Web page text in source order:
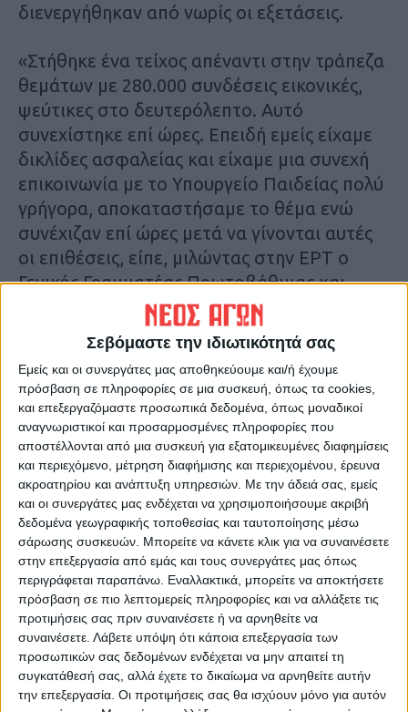
Σεβόμαστε την ιδιωτικότητά σας
Εμείς και οι συνεργάτες μας αποθηκεύουμε και/ή έχουμε
πρόσβαση σε πληροφορίες σε μια συσκευή, όπως τα cookies,
και επεξεργαζόμαστε προσωπικά δεδομένα, όπως μοναδικοί
αναγνωριστικοί και προσαρμοσμένες πληροφορίες που
αποστέλλονται από μια συσκευή για εξατομικευμένες διαφημίσεις
και περιεχόμενο, μέτρηση διαφήμισης και περιεχομένου, έρευνα
ακροατηρίου και ανάπτυξη υπηρεσιών. Με την άδειά σας, εμείς
και οι συνεργάτες μας ενδέχεται να χρησιμοποιήσουμε ακριβή
δεδομένα γεωγραφικής τοποθεσίας και ταυτοποίησης μέσω
σάρωσης συσκευών. Μπορείτε να κάνετε κλικ για να συναινέσετε
στην επεξεργασία από εμάς και τους συνεργάτες μας όπως
περιγράφεται παραπάνω. Εναλλακτικά, μπορείτε να αποκτήσετε
πρόσβαση σε πιο λεπτομερείς πληροφορίες και να αλλάξετε τις
προτιμήσεις σας πριν συναινέσετε ή να αρνηθείτε να
συναινέσετε. Λάβετε υπόψη ότι κάποια επεξεργασία των
προσωπικών σας δεδομένων ενδέχεται να μην απαιτεί τη
συγκατάθεσή σας, αλλά έχετε το δικαίωμα να αρνηθείτε αυτήν
την επεξεργασία. Οι προτιμήσεις σας θα ισχύουν μόνο για αυτόν
διενεργήθηκαν από νωρίς οι εξετάσεις.
«Στήθηκε ένα τείχος απέναντι στην τράπεζα
θεμάτων με 280.000 συνδέσεις εικονικές,
ψεύτικες στο δευτερόλεπτο. Αυτό
συνεχίστηκε επί ώρες. Επειδή εμείς είχαμε
δικλίδες ασφαλείας και είχαμε μια συνεχή
επικοινωνία με το Υπουργείο Παιδείας πολύ
γρήγορα, αποκαταστήσαμε το θέμα ενώ
συνέχιζαν επί ώρες μετά να γίνονται αυτές
οι επιθέσεις, είπε, μιλώντας στην ΕΡΤ ο
Γενικός Γραμματέας Πρωτοβάθμιας και
Δευτεροβάθμιας Εκπαίδευσης του
Υπουργείου Παιδείας, Αλέξανδρος Κόπτσης.
Παρέμβαση Ντογιάκου
Άμεση ήταν η παρέμβαση του εισαγγελέα
του Αρείου Πάγου Ισίδωρου Ντογιάκου.
Σύμφωνα με την εντολή, για τον εντοπισμό
των δραστών οι αρμόδιες αρχές μπορούν να
προχωρήσουν ακόμα και σε κατασχέσεις
ευρημάτων και άλλων στοιχείων που
μπορούν να οδηγήσουν στον εντοπισμό των
υπαιτίων.
Τι θα γίνει με τις Πανελλήνιες
Καθησυχαστικά σε ότι αφορά τη διεξαγωγή